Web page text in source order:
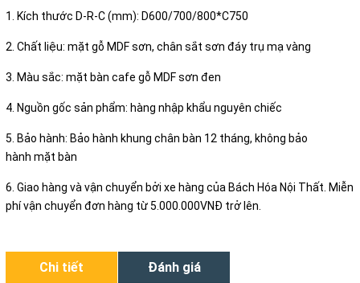
1. Kích thước D-R-C (mm): D600/700/800*C750
2. Chất liệu: mặt gỗ MDF sơn, chân sắt sơn đáy trụ mạ vàng
3. Màu sắc: mặt bàn cafe gỗ MDF sơn đen
4. Nguồn gốc sản phẩm: hàng nhập khẩu nguyên chiếc
5. Bảo hành: Bảo hành khung chân bàn 12 tháng, không bảo
hành mặt bàn
6. Giao hàng và vận chuyển bởi xe hàng của Bách Hóa Nội Thất. Miễn
phí vận chuyển đơn hàng từ 5.000.000VNĐ trở lên.
Chi tiết Đánh giá